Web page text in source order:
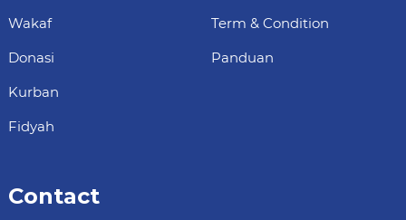
Wakaf
Donasi
Kurban
Fidyah
Term & Condition
Panduan
Contact